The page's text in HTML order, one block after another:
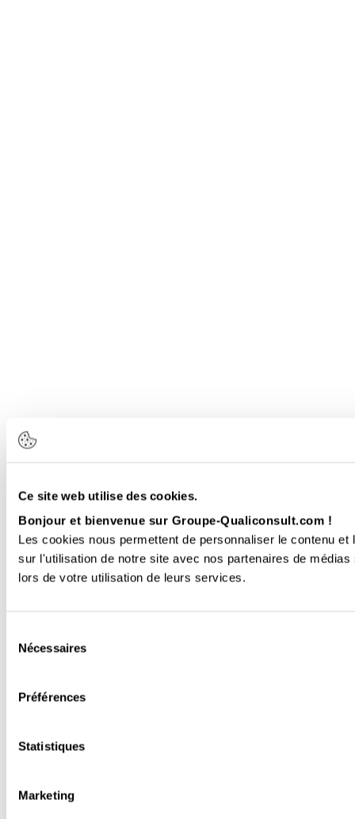
Ce site web utilise des cookies.
Bonjour et bienvenue sur Groupe-Qualiconsult.com !
Les cookies nous permettent de personnaliser le contenu
sur l'utilisation de notre site avec nos partenaires de
lors de votre utilisation de leurs services.
Nécessaires
Préférences
Statistiques
Marketing